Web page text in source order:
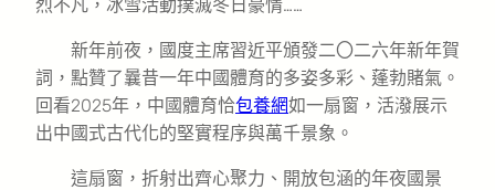
烈不凡，冰雪活動撲滅冬日豪情……
新年前夜，國度主席習近平頒發二〇二六年新年賀
詞，點贊了曩昔一年中國體育的多姿多彩、蓬勃賭氣。
回看2025年，中國體育恰包養網如一扇窗，活潑展示
出中國式古代化的堅實程序與萬千景象。
這扇窗，折射出齊心聚力、開放包涵的年夜國景